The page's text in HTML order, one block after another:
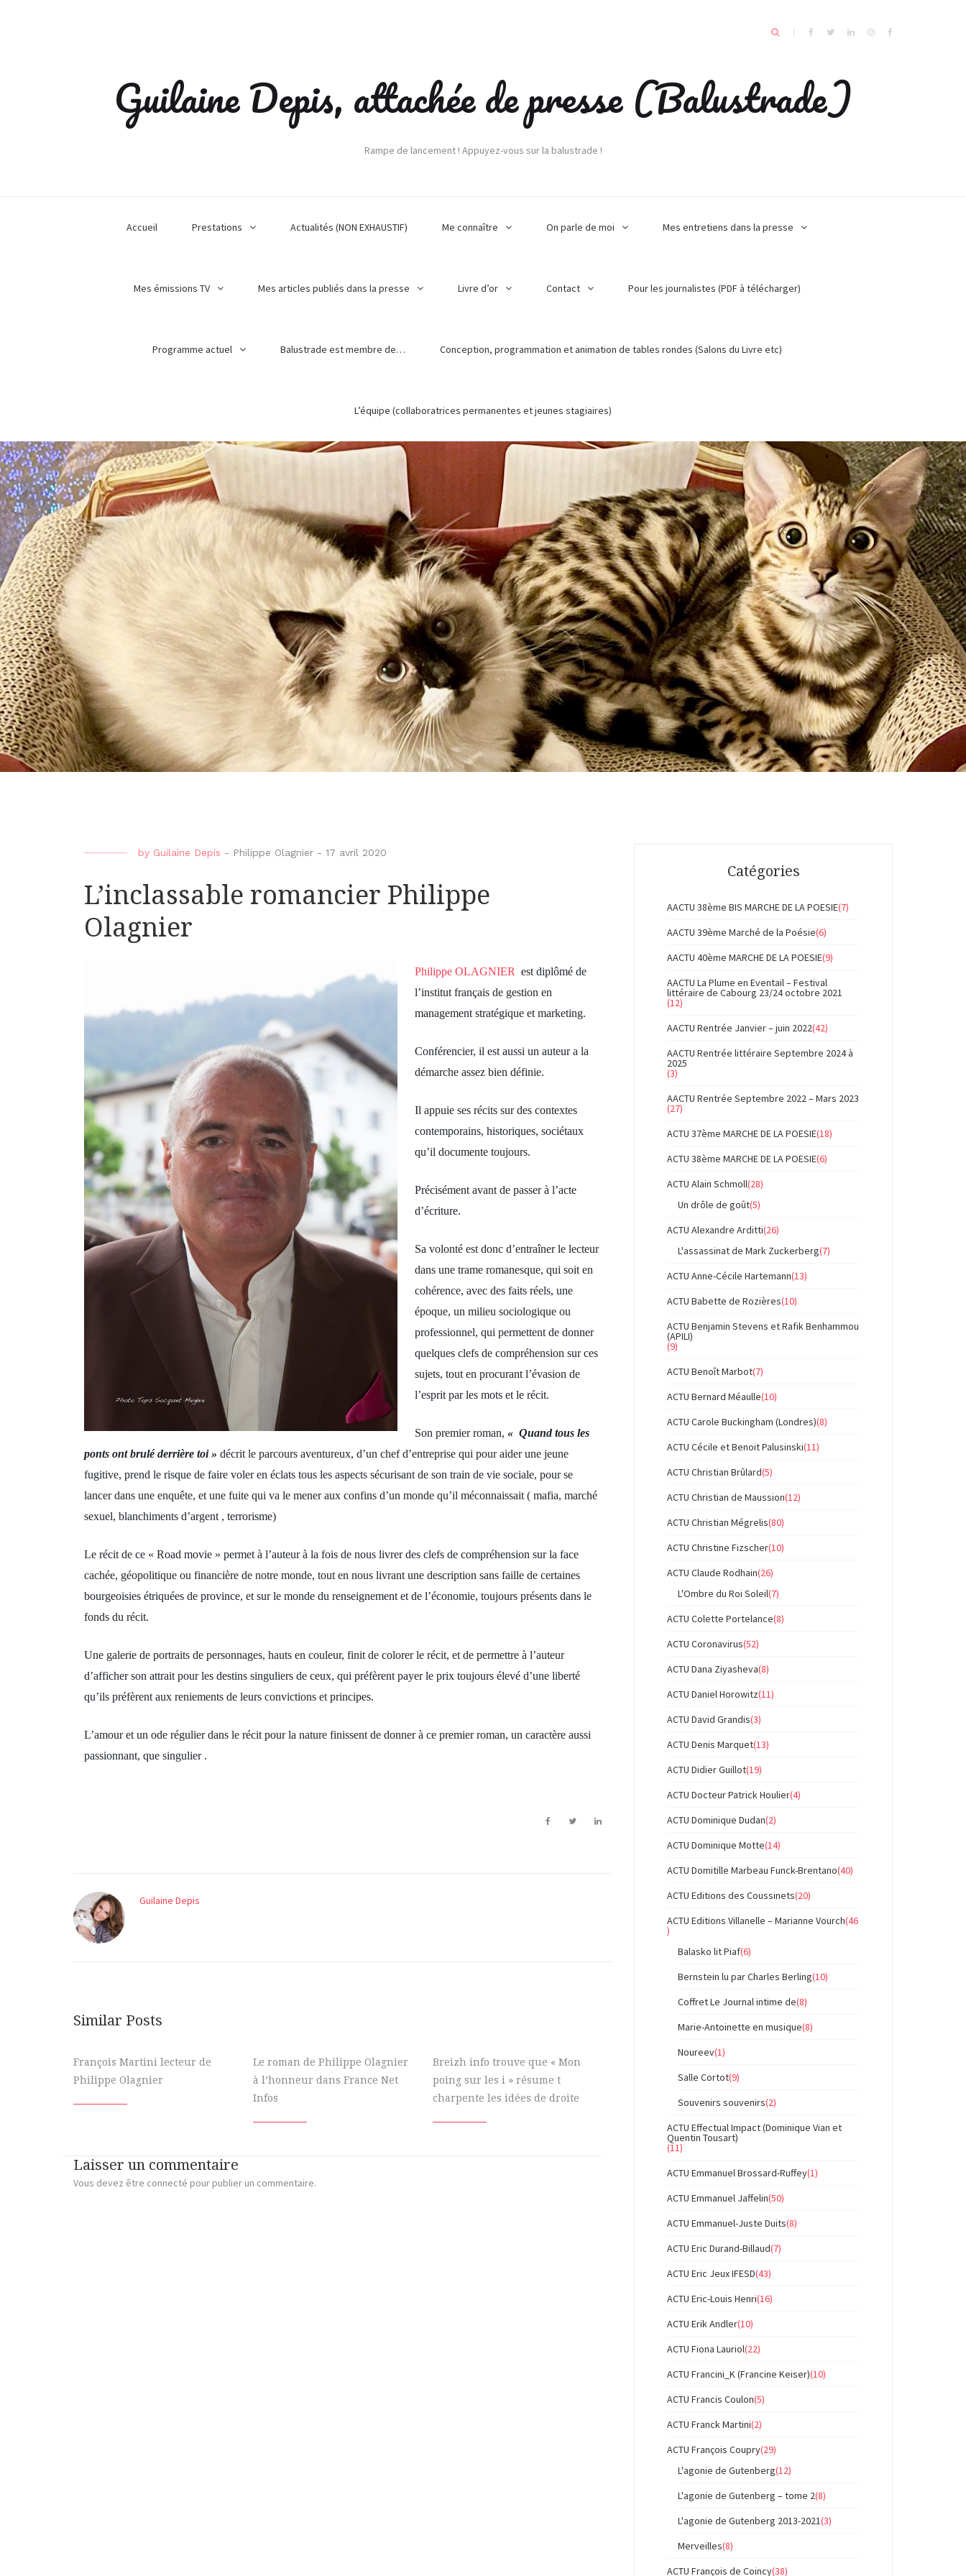
Guilaine Depis, attachée de presse (Balustrade)
Rampe de lancement ! Appuyez-vous sur la balustrade !
Accueil Prestations Actualités (NON EXHAUSTIF) Me connaître On parle de moi Mes entretiens dans la presse
Mes émissions TV Mes articles publiés dans la presse Livre d’or Contact Pour les journalistes (PDF à télécharger)
Programme actuel Balustrade est membre de… Conception, programmation et animation de tables rondes (Salons du Livre etc)
L’équipe (collaboratrices permanentes et jeunes stagiaires)
by Guilaine Depis - Philippe Olagnier - 17 avril 2020
L’inclassable romancier Philippe
Olagnier
Philippe OLAGNIER est diplômé de
l’institut français de gestion en
management stratégique et marketing.
Conférencier, il est aussi un auteur a la
démarche assez bien définie.
Il appuie ses récits sur des contextes
contemporains, historiques, sociétaux
qu’il documente toujours.
Précisément avant de passer à l’acte
d’écriture.
Sa volonté est donc d’entraîner le lecteur
dans une trame romanesque, qui soit en
cohérence, avec des faits réels, une
époque, un milieu sociologique ou
professionnel, qui permettent de donner
quelques clefs de compréhension sur ces
sujets, tout en procurant l’évasion de
l’esprit par les mots et le récit.
Son premier roman, « Quand tous les
ponts ont brulé derrière toi » décrit le parcours aventureux, d’un chef d’entreprise qui pour aider une jeune
fugitive, prend le risque de faire voler en éclats tous les aspects sécurisant de son train de vie sociale, pour se
lancer dans une enquête, et une fuite qui va le mener aux confins d’un monde qu’il méconnaissait ( mafia, marché
sexuel, blanchiments d’argent , terrorisme)
Le récit de ce « Road movie » permet à l’auteur à la fois de nous livrer des clefs de compréhension sur la face
cachée, géopolitique ou financière de notre monde, tout en nous livrant une description sans faille de certaines
bourgeoisies étriquées de province, et sur le monde du renseignement et de l’économie, toujours présents dans le
fonds du récit.
Une galerie de portraits de personnages, hauts en couleur, finit de colorer le récit, et de permettre à l’auteur
d’afficher son attrait pour les destins singuliers de ceux, qui préfèrent payer le prix toujours élevé d’une liberté
qu’ils préfèrent aux reniements de leurs convictions et principes.
L’amour et un ode régulier dans le récit pour la nature finissent de donner à ce premier roman, un caractère aussi
passionnant, que singulier .
Guilaine Depis
Similar Posts
François Martini lecteur de
Philippe Olagnier
Le roman de Philippe Olagnier
à l’honneur dans France Net
Infos
Breizh info trouve que « Mon
poing sur les i » résume t
charpente les idées de droite
Laisser un commentaire
Vous devez être connecté pour publier un commentaire.
Catégories
AACTU 38ème BIS MARCHE DE LA POESIE(7)
AACTU 39ème Marché de la Poésie(6)
AACTU 40ème MARCHE DE LA POESIE(9)
AACTU La Plume en Eventail – Festival
littéraire de Cabourg 23/24 octobre 2021
(12)
AACTU Rentrée Janvier – juin 2022(42)
AACTU Rentrée littéraire Septembre 2024 à
2025
(3)
AACTU Rentrée Septembre 2022 – Mars 2023
(27)
ACTU 37ème MARCHE DE LA POESIE(18)
ACTU 38ème MARCHE DE LA POESIE(6)
ACTU Alain Schmoll(28)
Un drôle de goût(5)
ACTU Alexandre Arditti(26)
L'assassinat de Mark Zuckerberg(7)
ACTU Anne-Cécile Hartemann(13)
ACTU Babette de Rozières(10)
ACTU Benjamin Stevens et Rafik Benhammou
(APILI)
(9)
ACTU Benoît Marbot(7)
ACTU Bernard Méaulle(10)
ACTU Carole Buckingham (Londres)(8)
ACTU Cécile et Benoit Palusinski(11)
ACTU Christian Brûlard(5)
ACTU Christian de Maussion(12)
ACTU Christian Mégrelis(80)
ACTU Christine Fizscher(10)
ACTU Claude Rodhain(26)
L'Ombre du Roi Soleil(7)
ACTU Colette Portelance(8)
ACTU Coronavirus(52)
ACTU Dana Ziyasheva(8)
ACTU Daniel Horowitz(11)
ACTU David Grandis(3)
ACTU Denis Marquet(13)
ACTU Didier Guillot(19)
ACTU Docteur Patrick Houlier(4)
ACTU Dominique Dudan(2)
ACTU Dominique Motte(14)
ACTU Domitille Marbeau Funck-Brentano(40)
ACTU Editions des Coussinets(20)
ACTU Editions Villanelle – Marianne Vourch(46
)
Balasko lit Piaf(6)
Bernstein lu par Charles Berling(10)
Coffret Le Journal intime de(8)
Marie-Antoinette en musique(8)
Noureev(1)
Salle Cortot(9)
Souvenirs souvenirs(2)
ACTU Effectual Impact (Dominique Vian et
Quentin Tousart)
(11)
ACTU Emmanuel Brossard-Ruffey(1)
ACTU Emmanuel Jaffelin(50)
ACTU Emmanuel-Juste Duits(8)
ACTU Eric Durand-Billaud(7)
ACTU Eric Jeux IFESD(43)
ACTU Eric-Louis Henri(16)
ACTU Erik Andler(10)
ACTU Fiona Lauriol(22)
ACTU Francini_K (Francine Keiser)(10)
ACTU Francis Coulon(5)
ACTU Franck Martini(2)
ACTU François Coupry(29)
L'agonie de Gutenberg(12)
L'agonie de Gutenberg – tome 2(8)
L'agonie de Gutenberg 2013-2021(3)
Merveilles(8)
ACTU François de Coincy(38)